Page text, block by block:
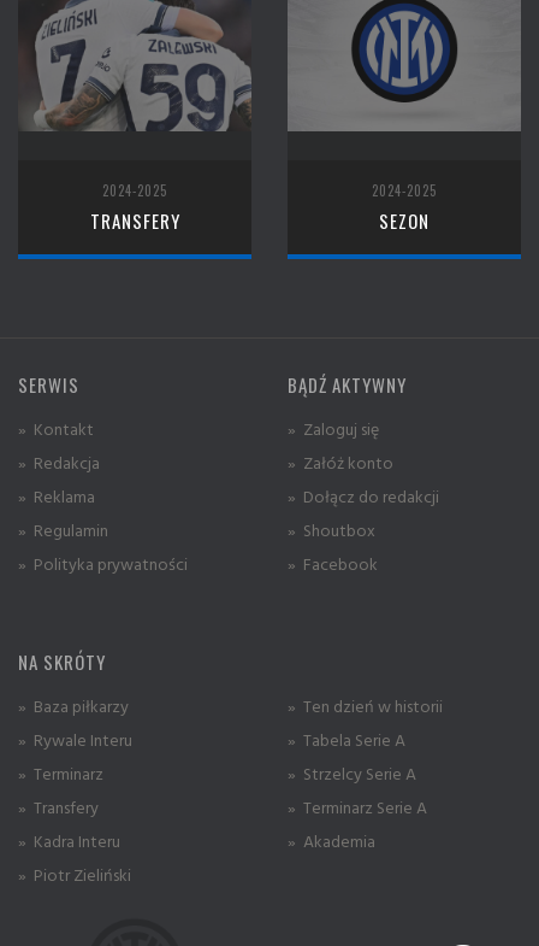
2024-2025
TRANSFERY
2024-2025
SEZON
SERWIS
» Kontakt
» Redakcja
» Reklama
» Regulamin
» Polityka prywatności
BĄDŹ AKTYWNY
» Zaloguj się
» Załóż konto
» Dołącz do redakcji
» Shoutbox
» Facebook
NA SKRÓTY
» Baza piłkarzy
» Rywale Interu
» Terminarz
» Transfery
» Kadra Interu
» Piotr Zieliński
» Ten dzień w historii
» Tabela Serie A
» Strzelcy Serie A
» Terminarz Serie A
» Akademia